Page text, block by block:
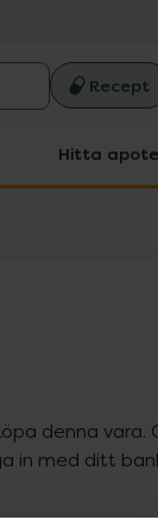
Recept
Hitta
denna vara.
in med ditt